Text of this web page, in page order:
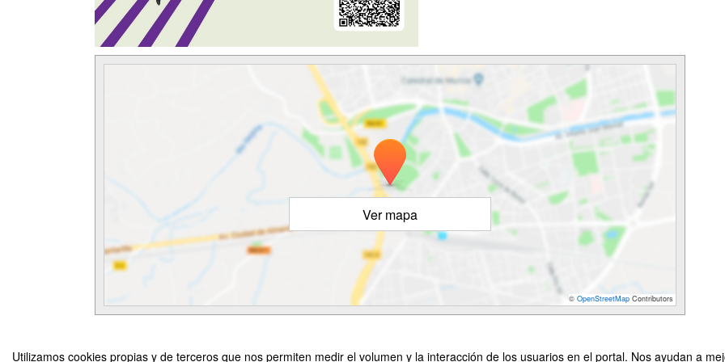
Utilizamos cookies propias y de terceros que nos permiten medir el volumen y la interacción de los usuarios en el portal. Nos ayudan a
Ver mapa
© OpenStreetMap Contributors